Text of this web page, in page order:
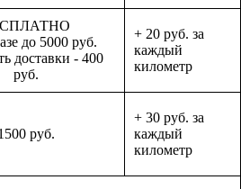
до 5000 руб.
доставки - 400
руб.
+ 20 руб. за
каждый
километр
руб.
+ 30 руб. за
каждый
километр